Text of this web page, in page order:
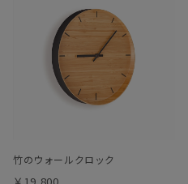
竹のウォールクロック